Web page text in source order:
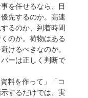
を任せるなら、目
先するのか。高速
るのか、到着時間
のか。荷物はある
けるべきなのか。
ーは正しく判断で
料を作って」「コ
するだけでは、実